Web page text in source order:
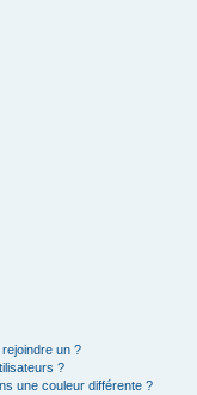
un ?
?
une couleur différente ?